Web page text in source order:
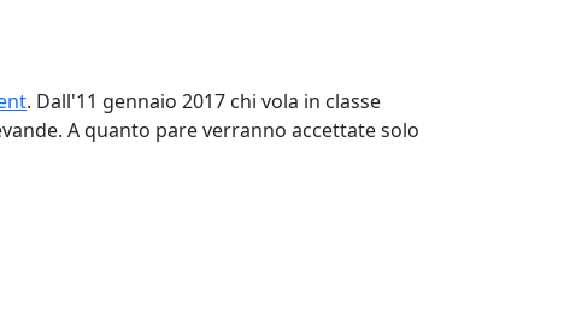
. Dall'11 gennaio 2017 chi vola in classe
A quanto pare verranno accettate solo